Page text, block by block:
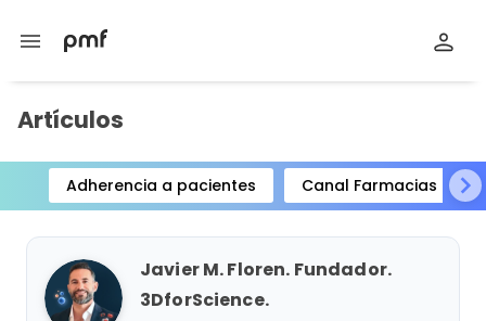
menu
Artículos
Adherencia a pacientes Canal Farmacias
Item
1
15
Javier M. Floren. Fundador.
3DforScience.